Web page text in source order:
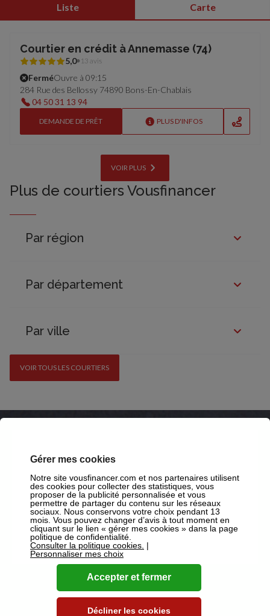
Liste Carte
Courtier en crédit à Annemasse (74)
5,0 13 avis
FerméOuvre à 09:15
284 Rue des Bellossy 74890 Bons-En-Chablais
04 50 31 13 94
DEMANDE DE PRÊT PLUS D'INFOS
VOIR PLUS
Plus de courtiers Vousfinancer
Par région
Par département
Par ville
VOIR TOUS LES COURTIERS
Suivez-nous
sur Facebook
sur X
sur Youtube
sur LinkedIn
Gérer mes cookies
Notre site vousfinancer.com et nos partenaires utilisent
des cookies pour collecter des statistiques, vous
proposer de la publicité personnalisée et vous
permettre de partager du contenu sur les réseaux
sociaux. Nous conservons votre choix pendant 13
mois. Vous pouvez changer d’avis à tout moment en
cliquant sur le lien « gérer mes cookies » dans la page
politique de confidentialité.
Consulter la politique cookies. |
Personnaliser mes choix
Décliner les cookies
Accepter et fermer